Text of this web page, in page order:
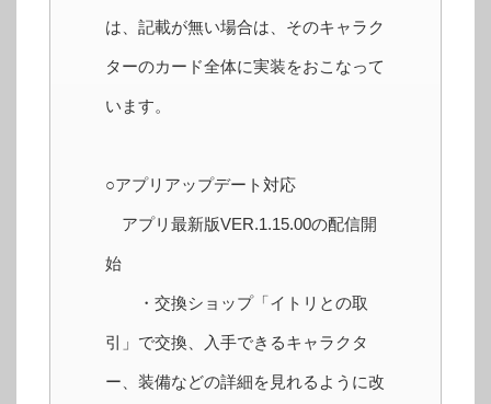
は、記載が無い場合は、そのキャラク
ターのカード全体に実装をおこなって
います。
○アプリアップデート対応
アプリ最新版VER.1.15.00の配信開
始
・交換ショップ「イトリとの取
引」で交換、入手できるキャラクタ
ー、装備などの詳細を見れるように改